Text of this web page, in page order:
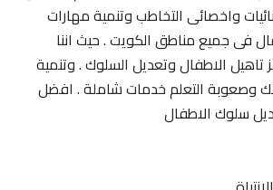
واخصائى التخاطب وتنمية مهارات
فى جميع مناطق الكويت . حيث اننا
تاهيل الاطفال وتعديل السلوك . وتنمية
وصعوبة التعلم خدمات شاملة . افضل
سلوك الاطفال